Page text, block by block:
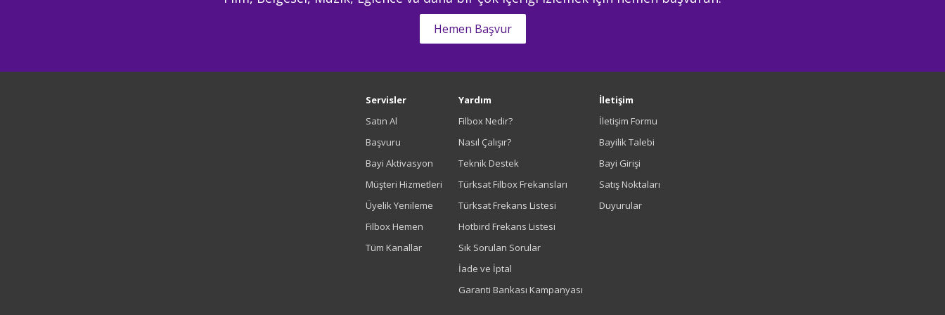
Hemen Başvur
Servisler
Satın Al
Başvuru
Bayi Aktivasyon
Müşteri Hizmetleri
Üyelik Yenileme
Filbox Hemen
Tüm Kanallar
Yardım
Filbox Nedir?
Nasıl Çalışır?
Teknik Destek
Türksat Filbox Frekansları
Türksat Frekans Listesi
Hotbird Frekans Listesi
Sık Sorulan Sorular
İade ve İptal
Garanti Bankası Kampanyası
İletişim
İletişim Formu
Bayilik Talebi
Bayi Girişi
Satış Noktaları
Duyurular